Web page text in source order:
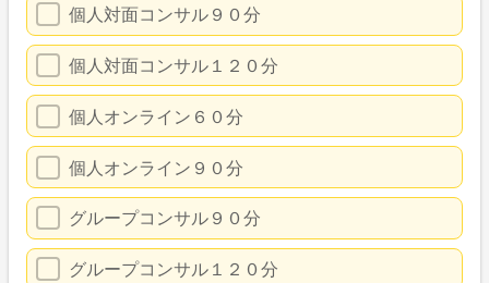
個人対面コンサル９０分
個人対面コンサル１２０分
個人オンライン６０分
個人オンライン９０分
グループコンサル９０分
グループコンサル１２０分